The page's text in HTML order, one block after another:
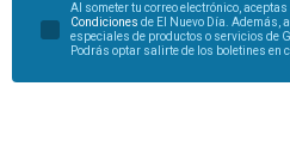
Al someter tu correo electrónico, aceptas
Condiciones de El Nuevo Día. Además,
especiales de productos o servicios de
Podrás optar salirte de los boletines en